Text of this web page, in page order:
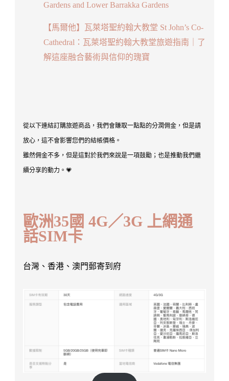
Gardens and Lower Barrakka Gardens
【馬爾他】瓦萊塔聖約翰大教堂 St John’s Co-
Cathedral：瓦萊塔聖約翰大教堂旅遊指南｜了
解這座融合藝術與信仰的瑰寶
從以下連結訂購旅遊商品，我們會賺取一點點的分潤佣金，但是請
放心，這不會影響您們的結帳價格。
雖然佣金不多，但是這對於我們來說是一項鼓勵；也是推動我們繼
續分享的動力。💗
歐洲35國 4G／3G 上網通
話SIM卡
台灣、香港、澳門郵寄到府